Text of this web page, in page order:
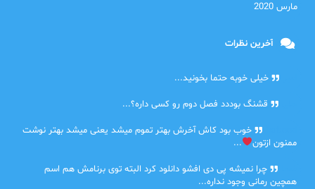
مارس 2020
آخرین نظرات
خیلی خوبه حتما بخونید...
قشنگ بوددد فصل دوم رو کسی داره؟...
خوب بود کاش آخرش بهتر تموم میشد یعنی میشد بهتر نوشت
ممنون ازتون
...
چرا نمیشه پی دی افشو دانلود کرد البته توی برنامش هم اسم
همچین رمانی وجود نداره...